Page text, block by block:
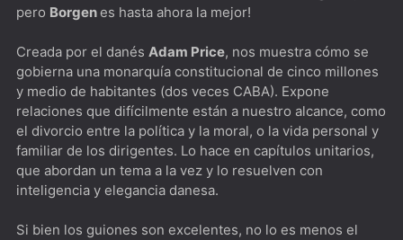
The Playlist [****] Spotify desde todo punto de vista
Biography: KISStory [****] Imperdible para cualquier
miembro del Kiss Army
The Peripheral [*****] De los creadores de Westworld
The Old Man [****] Quiero envejecer como Jeff Bridges
DogMan [****]Besson que ladra no muerde
pero Borgen es hasta ahora la mejor!
Creada por el danés Adam Price, nos muestra cómo se
gobierna una monarquía constitucional de cinco millones
y medio de habitantes (dos veces CABA). Expone
relaciones que difícilmente están a nuestro alcance, como
el divorcio entre la política y la moral, o la vida personal y
familiar de los dirigentes. Lo hace en capítulos unitarios,
que abordan un tema a la vez y lo resuelven con
inteligencia y elegancia danesa.
Si bien los guiones son excelentes, no lo es menos el